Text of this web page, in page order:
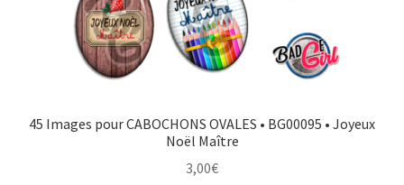
45 Images pour CABOCHONS OVALES • BG00095 • Joyeux
Noël Maître
3,00€